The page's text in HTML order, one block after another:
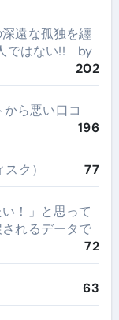
遠な孤独を纏
ではない!! by
202
ら悪い口コ
196
ク） 77
！」と思って
れるデータで
72
63